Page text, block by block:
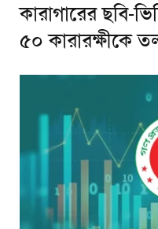
কারাগারের ছবি-
৫০ কারারক্ষীকে